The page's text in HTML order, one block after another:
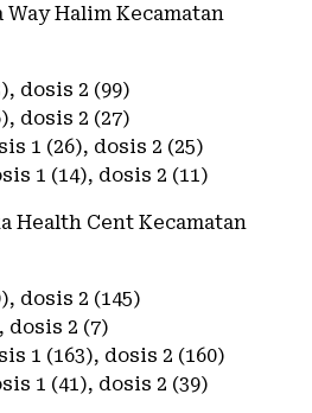
Halim Kecamatan
dosis 2 (99)
dosis 2 (27)
1 (26), dosis 2 (25)
1 (14), dosis 2 (11)
Health Cent Kecamatan
dosis 2 (145)
dosis 2 (7)
1 (163), dosis 2 (160)
1 (41), dosis 2 (39)